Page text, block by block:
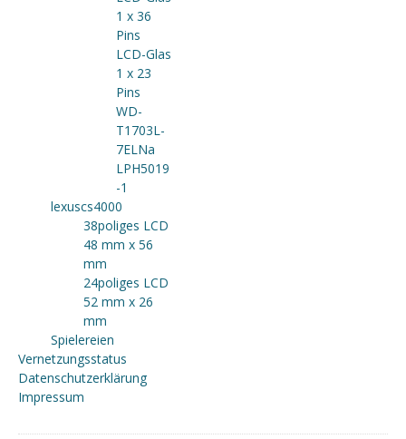
1 x 36
Pins
LCD-Glas
1 x 23
Pins
WD-
T1703L-
7ELNa
LPH5019
-1
lexuscs4000
38poliges LCD
48 mm x 56
mm
24poliges LCD
52 mm x 26
mm
Spielereien
Vernetzungsstatus
Datenschutzerklärung
Impressum